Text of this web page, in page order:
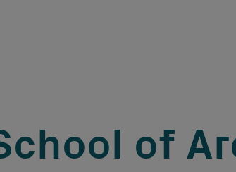
of